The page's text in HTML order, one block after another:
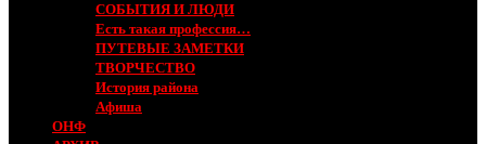
СОБЫТИЯ И ЛЮДИ
Есть такая профессия…
ПУТЕВЫЕ ЗАМЕТКИ
ТВОРЧЕСТВО
История района
Афиша
ОНФ